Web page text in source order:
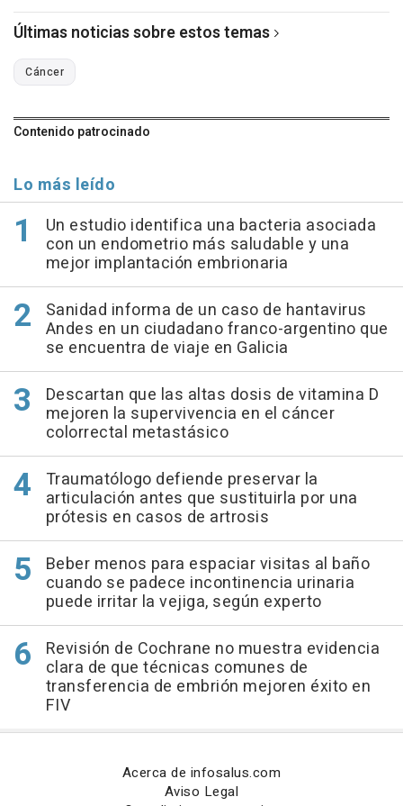
Últimas noticias sobre estos temas
Cáncer
Contenido patrocinado
Lo más leído
Un estudio identifica una bacteria asociada
con un endometrio más saludable y una
mejor implantación embrionaria
Sanidad informa de un caso de hantavirus
Andes en un ciudadano franco-argentino que
se encuentra de viaje en Galicia
Descartan que las altas dosis de vitamina D
mejoren la supervivencia en el cáncer
colorrectal metastásico
Traumatólogo defiende preservar la
articulación antes que sustituirla por una
prótesis en casos de artrosis
Beber menos para espaciar visitas al baño
cuando se padece incontinencia urinaria
puede irritar la vejiga, según experto
Revisión de Cochrane no muestra evidencia
clara de que técnicas comunes de
transferencia de embrión mejoren éxito en
FIV
Acerca de infosalus.com
Aviso Legal